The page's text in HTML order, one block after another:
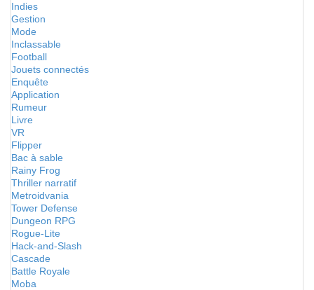
Indies
Gestion
Mode
Inclassable
Football
Jouets connectés
Enquête
Application
Rumeur
Livre
VR
Flipper
Bac à sable
Rainy Frog
Thriller narratif
Metroidvania
Tower Defense
Dungeon RPG
Rogue-Lite
Hack-and-Slash
Cascade
Battle Royale
Moba